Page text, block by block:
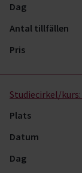
Dag
Antal tillfällen
Pris
Studiecirkel/kurs:
Plats
Datum
Dag